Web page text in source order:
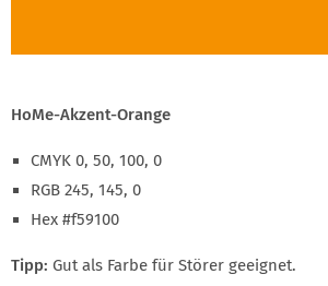
HoMe-Akzent-Orange
CMYK 0, 50, 100, 0
RGB 245, 145, 0
Hex #f59100
Tipp: Gut als Farbe für Störer geeignet.